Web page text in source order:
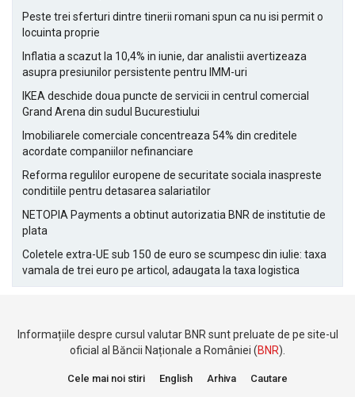
Peste trei sferturi dintre tinerii romani spun ca nu isi permit o
locuinta proprie
Inflatia a scazut la 10,4% in iunie, dar analistii avertizeaza
asupra presiunilor persistente pentru IMM-uri
IKEA deschide doua puncte de servicii in centrul comercial
Grand Arena din sudul Bucurestiului
Imobiliarele comerciale concentreaza 54% din creditele
acordate companiilor nefinanciare
Reforma regulilor europene de securitate sociala inaspreste
conditiile pentru detasarea salariatilor
NETOPIA Payments a obtinut autorizatia BNR de institutie de
plata
Coletele extra-UE sub 150 de euro se scumpesc din iulie: taxa
vamala de trei euro pe articol, adaugata la taxa logistica
Informațiile despre cursul valutar BNR sunt preluate de pe site-ul
oficial al Băncii Naționale a României (BNR).
Cele mai noi stiri English Arhiva Cautare